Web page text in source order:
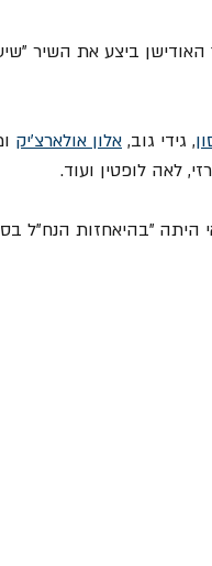
ביצע את השיר
, גידי גוב, אלון אולארצ'יק
לאה לופטין ועוד.